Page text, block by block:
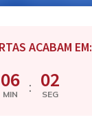
ACABAM EM:
06
MIN : 01
SEG